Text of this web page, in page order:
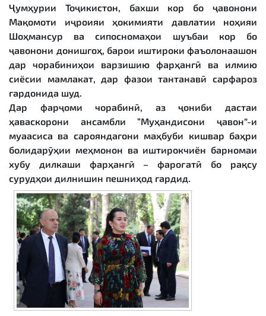
Ҷумҳурии Тоҷикистон, бахши кор бо ҷавонони
Мақомоти иҷроияи ҳокимияти давлатии ноҳияи
Шоҳмансур ва сипосномаҳои шуъбаи кор бо
ҷавонони донишгоҳ, барои иштироки фаъолонаашон
дар чорабиниҳои варзишию фарҳангӣ ва илмию
сиёсии мамлакат, дар фазои тантанавӣ сарфароз
гардонида шуд.
Дар фарҷоми чорабинӣ, аз ҷониби дастаи
ҳаваскорони ансамбли “Муҳандисони ҷавон”-и
муаасиса ва сарояндагони маҳбуби кишвар баҳри
болидарӯҳии меҳмонон ва иштирокчиён барномаи
хубу дилкаши фарҳангӣ – фароғатӣ бо рақсу
сурудҳои дилнишин пешниҳод гардид.